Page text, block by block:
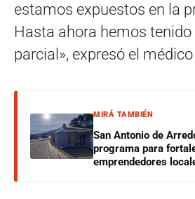
estamos expuestos en la
Hasta ahora hemos
parcial», expresó el
MIRÁ TAMBIÉN
San Antonio de
programa para
emprendedores